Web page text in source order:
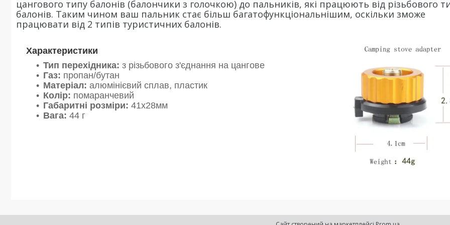
цангового типу балонів (балончики з голочкою) до пальників, які працюють від різьбового
балонів. Таким чином ваш пальник стає більш багатофункціональнішим, оскільки зможе
працювати від 2 типів туристичних балонів.
Характеристики
Тип перехідника: з різьбового з'єднання на цангове
Газ: пропан/бутан
Матеріал: алюмінієвий сплав, пластик
Колір: помаранчевий
Габаритні розміри: 41х28мм
Вага: 44 г